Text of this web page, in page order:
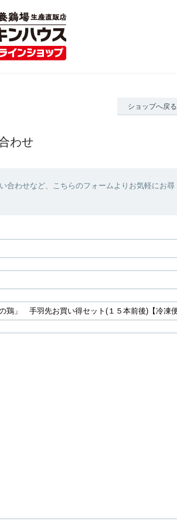
ショップへ戻る
わせ
合わせなど、こちらのフォームよりお気軽にお尋